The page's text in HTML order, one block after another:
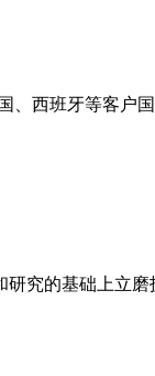
西班牙等客
究的基础上立